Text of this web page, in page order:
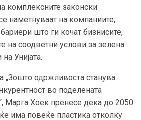
комплексните законски
наметнуваат на компаниите,
што ги кочат бизнисите,
на соодветни услови за зелена
Унијата.
„Зошто одржливоста станува
во поделената
Марга Хоек пренесе дека до 2050
има повеќе пластика отколку